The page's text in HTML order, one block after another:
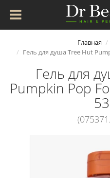
Главная
Гель для душа Tree Hut
Гель для
Pumpkin Pop